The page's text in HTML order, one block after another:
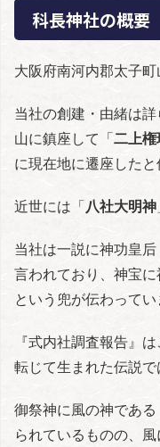
科長神社の概要
大阪府南河内郡太子町
当社の創建・由緒は
山に鎮座して「二上権
に現在地に遷座したと
近世には「八社大明神
当社は一説に神功皇
言われており、神宝
という兜が伝わってい
『式内社調査報告』
転じて生まれた伝説で
御祭神に風の神である
られているものの、